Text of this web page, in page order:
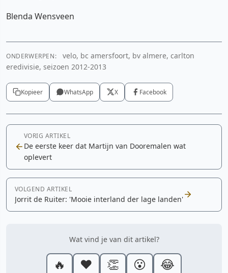
Blenda Wensveen
ONDERWERPEN:
velo, bc amersfoort, bv almere, carlton
eredivisie, seizoen 2012-2013
Kopieer WhatsApp X Facebook
VORIG ARTIKEL
De eerste keer dat Martijn van Dooremalen wat
oplevert
VOLGEND ARTIKEL
Jorrit de Ruiter: 'Mooie interland der lage landen'
Wat vind je van dit artikel?
🔥 ❤️ 👏 😮 😂